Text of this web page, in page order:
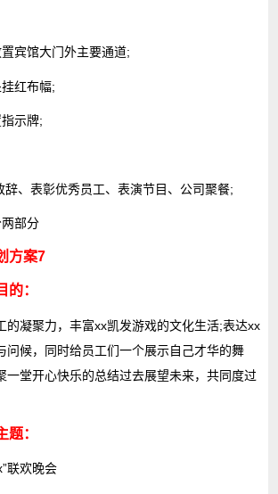
宾馆大门外主要通道;
红布幅;
示牌;
辞、表彰优秀员工、表演节目、公司聚餐;
部分
方案7
的：
的凝聚力，丰富xx凯发游戏的文化生活;表达xx
问候，同时给员工们一个展示自己才华的舞
一堂开心快乐的总结过去展望未来，共同度过
题：
联欢晚会